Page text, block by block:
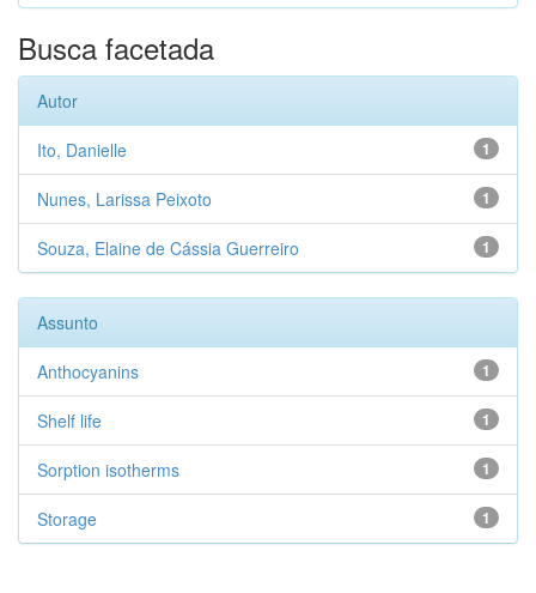
Busca facetada
Autor
1
Ito, Danielle
1
Nunes, Larissa Peixoto
1
Souza, Elaine de Cássia Guerreiro
Assunto
1
Anthocyanins
1
Shelf life
1
Sorption isotherms
1
Storage